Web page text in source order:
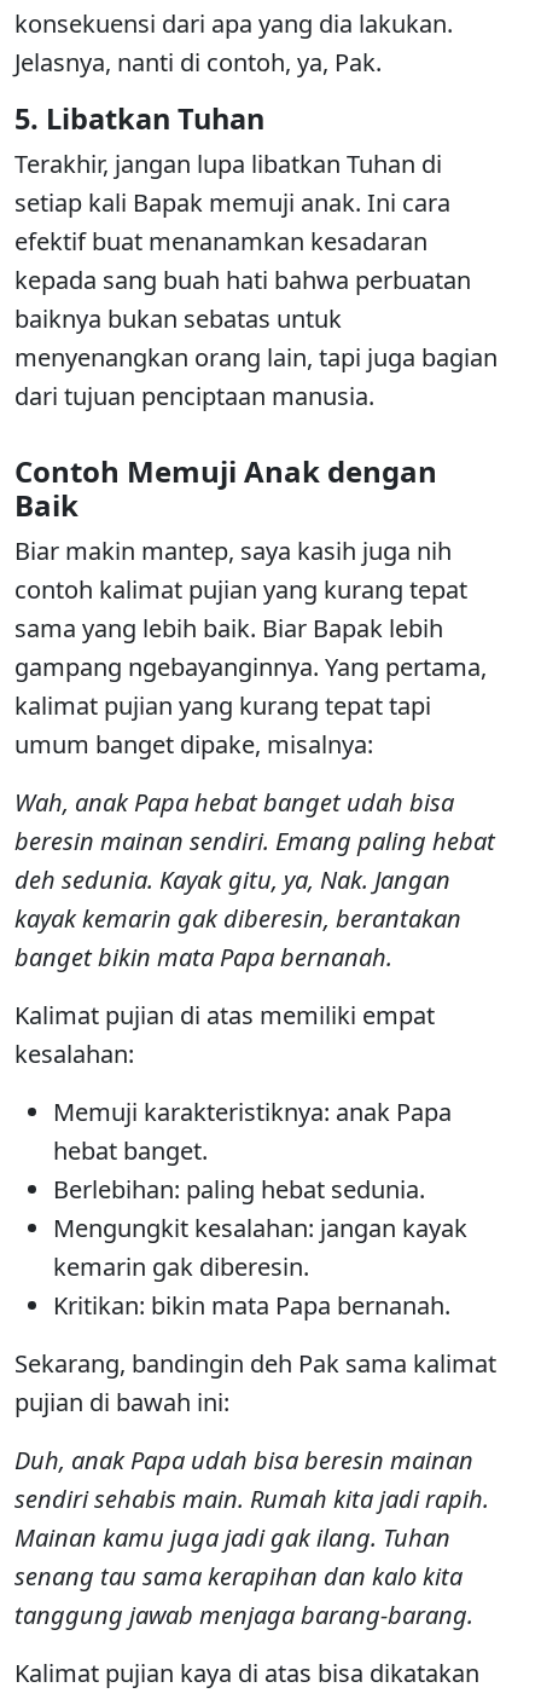
konsekuensi dari apa yang dia lakukan.
Jelasnya, nanti di contoh, ya, Pak.
5. Libatkan Tuhan
Terakhir, jangan lupa libatkan Tuhan di
setiap kali Bapak memuji anak. Ini cara
efektif buat menanamkan kesadaran
kepada sang buah hati bahwa perbuatan
baiknya bukan sebatas untuk
menyenangkan orang lain, tapi juga bagian
dari tujuan penciptaan manusia.
Contoh Memuji Anak dengan
Baik
Biar makin mantep, saya kasih juga nih
contoh kalimat pujian yang kurang tepat
sama yang lebih baik. Biar Bapak lebih
gampang ngebayanginnya. Yang pertama,
kalimat pujian yang kurang tepat tapi
umum banget dipake, misalnya:
Wah, anak Papa hebat banget udah bisa
beresin mainan sendiri. Emang paling hebat
deh sedunia. Kayak gitu, ya, Nak. Jangan
kayak kemarin gak diberesin, berantakan
banget bikin mata Papa bernanah.
Kalimat pujian di atas memiliki empat
kesalahan:
Memuji karakteristiknya: anak Papa
hebat banget.
Berlebihan: paling hebat sedunia.
Mengungkit kesalahan: jangan kayak
kemarin gak diberesin.
Kritikan: bikin mata Papa bernanah.
Sekarang, bandingin deh Pak sama kalimat
pujian di bawah ini:
Duh, anak Papa udah bisa beresin mainan
sendiri sehabis main. Rumah kita jadi rapih.
Mainan kamu juga jadi gak ilang. Tuhan
senang tau sama kerapihan dan kalo kita
tanggung jawab menjaga barang-barang.
Kalimat pujian kaya di atas bisa dikatakan